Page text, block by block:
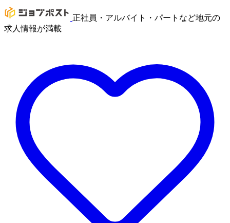
正社員・アルバイト・パートなど地元の
求人情報が満載